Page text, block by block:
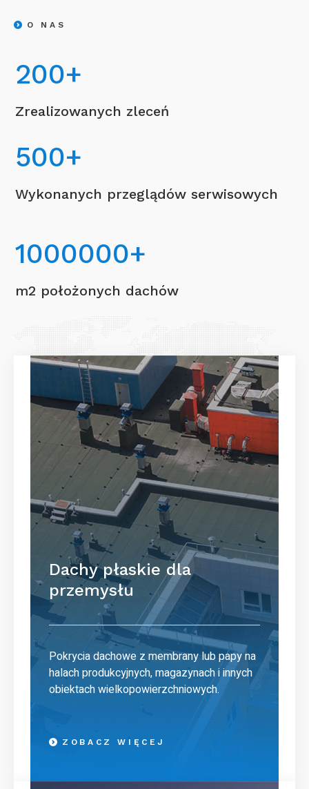
O NAS
200+
Zrealizowanych zleceń
500+
Wykonanych przeglądów serwisowych
1000000+
m2 położonych dachów
Dachy płaskie dla
przemysłu
Pokrycia dachowe z membrany lub papy na
halach produkcyjnych, magazynach i innych
obiektach wielkopowierzchniowych.
ZOBACZ WIĘCEJ